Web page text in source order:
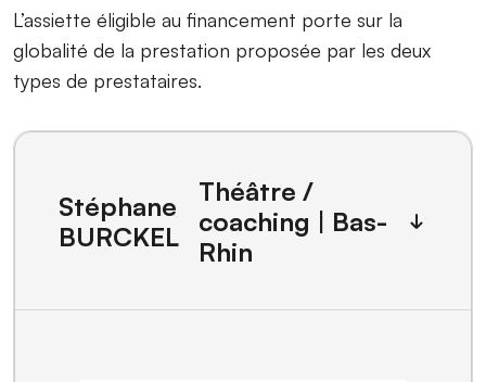
L’assiette éligible au financement porte sur la
globalité de la prestation proposée par les deux
types de prestataires.
Stéphane
BURCKEL
Théâtre /
coaching | Bas-
Rhin